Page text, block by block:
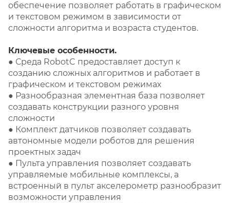
обеспечение позволяет работать в графическом
и текстовом режимом в зависимости от
сложности алгоритма и возраста студентов.
Ключевые особенности.
● Среда RobotC предоставляет доступ к
созданию сложных алгоритмов и работает в
графическом и текстовом режимах
● Разнообразная элементная база позволяет
создавать конструкции разного уровня
сложности
● Комплект датчиков позволяет создавать
автономные модели роботов для решения
проектных задач
● Пульта управления позволяет создавать
управляемые мобильные комплексы, а
встроенный в пульт акселерометр разнообразит
возможности управления